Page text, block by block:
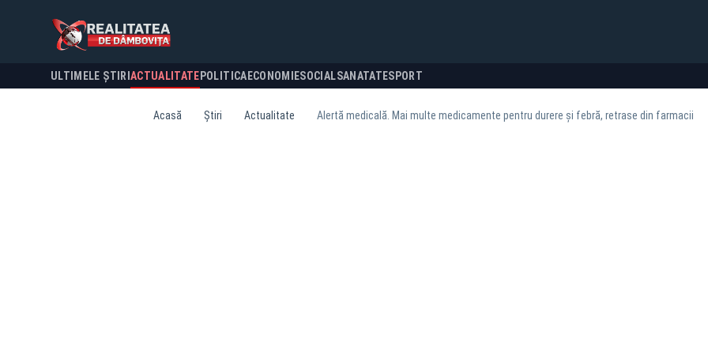
ULTIMELE ȘTIRI ACTUALITATE POLITICA ECONOMIESOCIALSANATATESPORT
Acasă Știri Actualitate Alertă medicală. Mai multe medicamente pentru durere și febră, retrase din farmacii